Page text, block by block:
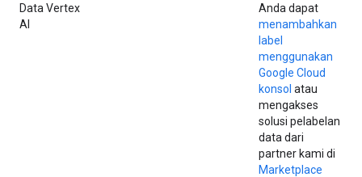
Data Vertex
AI
Anda dapat
menambahkan
label
menggunakan
Google Cloud
konsol atau
mengakses
solusi pelabelan
data dari
partner kami di
Marketplace